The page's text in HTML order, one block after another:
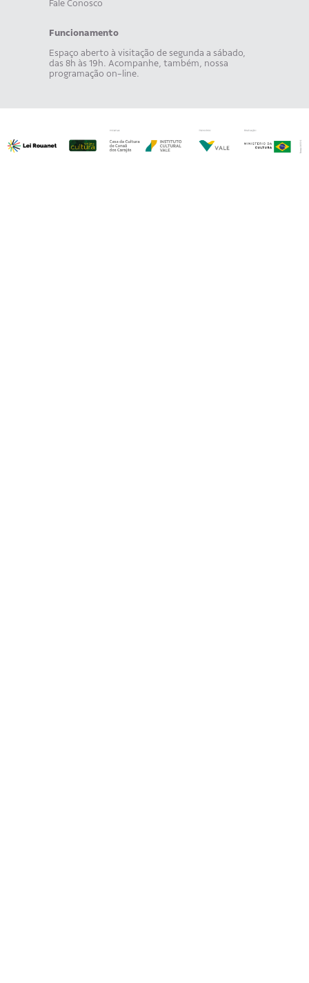
Fale Conosco
Funcionamento
Espaço aberto à visitação de segunda a sábado,
das 8h às 19h. Acompanhe, também, nossa
programação on-line.